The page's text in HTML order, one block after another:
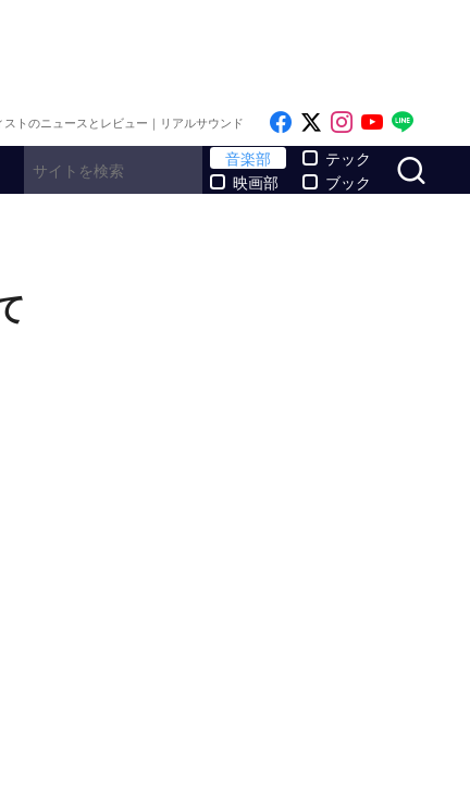
トのニュースとレビュー｜リアルサウンド Like on Facebook
Follow on x
Follow on
Follow
音楽部
映画部
テック
ブック